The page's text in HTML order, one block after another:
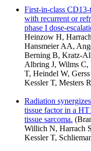
First-in-class
with recurrent or
phase I dose-
Heinzow H,
Hansmeier AA,
Berning B, Kratz-
Albring J, Wilms C,
T, Heindel W,
Kessler T, Mesters
Radiation
tissue factor in a
tissue sarcoma.
Willich N, Harrach
Kessler T,